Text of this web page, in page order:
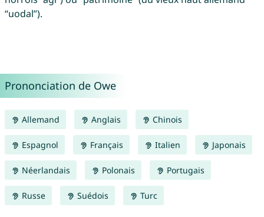
“uodal”).
Prononciation de Owe
Allemand Anglais Chinois
Espagnol Français Italien Japonais
Néerlandais Polonais Portugais
Russe Suédois Turc